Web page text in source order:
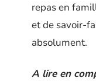
repas en
et de savoir-
absolument.
A lire en